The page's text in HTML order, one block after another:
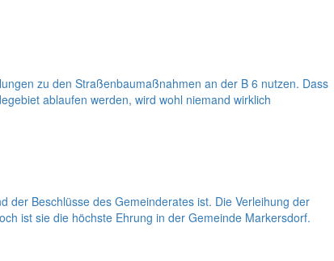
zu den Straßenbaumaßnahmen an der B 6 nutzen. Dass
ablaufen werden, wird wohl niemand wirklich
der Beschlüsse des Gemeinderates ist. Die Verleihung der
ist sie die höchste Ehrung in der Gemeinde Markersdorf.